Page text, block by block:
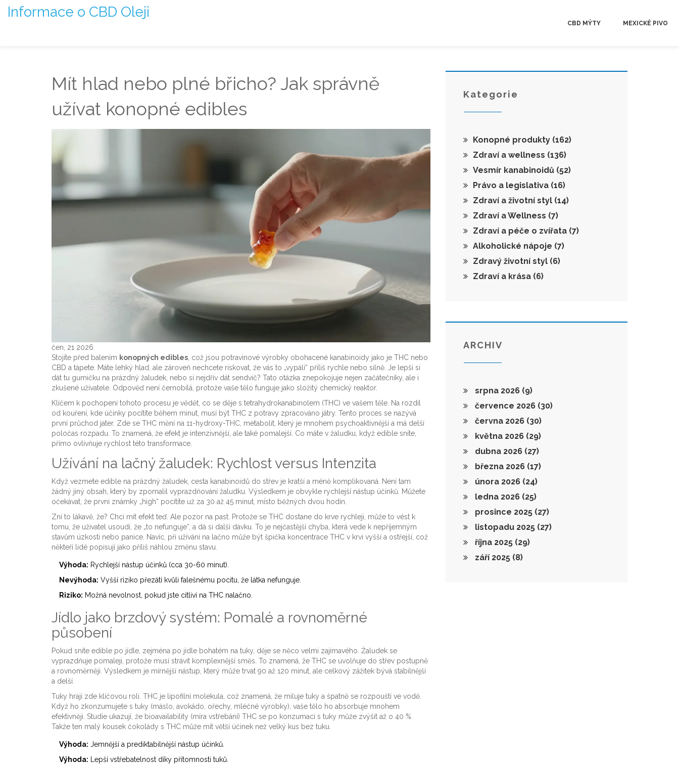
Informace o CBD Oleji
CBD MÝTY MEXICKÉ PIVO
Mít hlad nebo plné břicho? Jak správně
užívat konopné edibles
čen, 21 2026
Stojíte před balením konopných edibles , což jsou potravinové výrobky obohacené kanabinoidy jako je THC nebo
CBD a tápete. Máte lehký hlad, ale zároveň nechcete riskovat, že vás to „vypálí“ příliš rychle nebo silně. Je lepší si
dát tu gumičku na prázdný žaludek, nebo si nejdřív dát sendvič? Tato otázka znepokojuje nejen začátečníky, ale i
zkušené uživatele. Odpověď není černobílá, protože vaše tělo funguje jako složitý chemický reaktor.
Klíčem k pochopení tohoto procesu je vědět, co se děje s tetrahydrokanabinolem (THC) ve vašem těle. Na rozdíl
od kouření, kde účinky pocítíte během minut, musí být THC z potravy zpracováno játry. Tento proces se nazývá
první průchod jater. Zde se THC mění na 11-hydroxy-THC, metabolit, který je mnohem psychoaktivnější a má delší
poločas rozpadu. To znamená, že efekt je intenzivnější, ale také pomalejší. Co máte v žaludku, když edible sníte,
přímo ovlivňuje rychlost této transformace.
Užívání na lačný žaludek: Rychlost versus Intenzita
Když vezmete edible na prázdný žaludek, cesta kanabinoidů do střev je kratší a méně komplikovaná. Není tam
žádný jiný obsah, který by zpomalil vyprazdňování žaludku. Výsledkem je obvykle rychlejší nástup účinků. Můžete
očekávat, že první známky „high“ pocítíte už za 30 až 45 minut, místo běžných dvou hodin.
Zní to lákavě, že? Chci mít efekt teď. Ale pozor na past. Protože se THC dostane do krve rychleji, může to vést k
tomu, že uživatel usoudí, že „to nefunguje“, a dá si další dávku. To je nejčastější chyba, která vede k nepříjemným
stavům úzkosti nebo panice. Navíc, při užívání na lačno může být špička koncentrace THC v krvi vyšší a ostřejší, což
někteří lidé popisují jako příliš náhlou změnu stavu.
Výhoda: Rychlejší nástup účinků (cca 30-60 minut).
Nevýhoda: Vyšší riziko přezátí kvůli falešnému pocitu, že látka nefunguje.
Riziko: Možná nevolnost, pokud jste citliví na THC nalačno.
Jídlo jako brzdový systém: Pomalé a rovnoměrné
působení
Pokud sníte edible po jídle, zejména po jídle bohatém na tuky, děje se něco velmi zajímavého. Žaludek se
vyprazdňuje pomaleji, protože musí strávit komplexnější směs. To znamená, že THC se uvolňuje do střev postupně
a rovnoměrněji. Výsledkem je mírnější nástup, který může trvat 90 až 120 minut, ale celkový zážitek bývá stabilnější
a delší.
Tuky hrají zde klíčovou roli. THC je lipofilní molekula, což znamená, že miluje tuky a špatně se rozpouští ve vodě.
Když ho zkonzumujete s tuky (máslo, avokádo, ořechy, mléčné výrobky), vaše tělo ho absorbuje mnohem
efektivněji. Studie ukazují, že bioavailability (míra vstřebání) THC se po konzumaci s tuky může zvýšit až o 40 %.
Takže ten malý kousek čokolády s THC může mít větší účinek než velký kus bez tuku.
Výhoda: Jemnější a prediktabilnější nástup účinků.
Výhoda: Lepší vstřebatelnost díky přítomnosti tuků.
Kategorie
Konopné produkty (162)
Zdraví a wellness (136)
Vesmír kanabinoidů (52)
Právo a legislativa (16)
Zdraví a životní styl (14)
Zdraví a Wellness (7)
Zdraví a péče o zvířata (7)
Alkoholické nápoje (7)
Zdravý životní styl (6)
Zdraví a krása (6)
ARCHIV
srpna 2026 (9)
července 2026 (30)
června 2026 (30)
května 2026 (29)
dubna 2026 (27)
března 2026 (17)
února 2026 (24)
ledna 2026 (25)
prosince 2025 (27)
listopadu 2025 (27)
října 2025 (29)
září 2025 (8)